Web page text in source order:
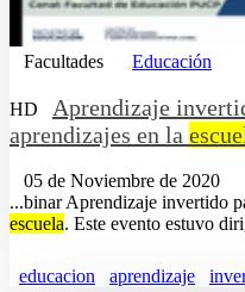
Facultades Educación
HD
Aprendizaje
aprendizajes en la
05 de Noviembre de 2020
...binar Aprendizaje invertido
escuela. Este evento estuvo
educacion aprendizaje